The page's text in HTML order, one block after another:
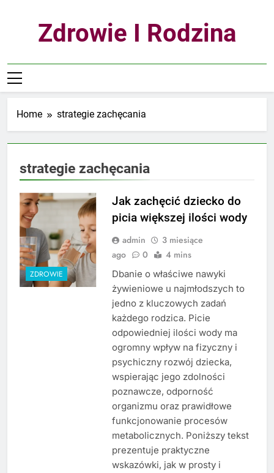
Zdrowie I Rodzina
Home strategie zachęcania
strategie zachęcania
ZDROWIE
Jak zachęcić dziecko do
picia większej ilości wody
admin
3 miesiące
ago
0 4 mins
Dbanie o właściwe nawyki
żywieniowe u najmłodszych to
jedno z kluczowych zadań
każdego rodzica. Picie
odpowiedniej ilości wody ma
ogromny wpływ na fizyczny i
psychiczny rozwój dziecka,
wspierając jego zdolności
poznawcze, odporność
organizmu oraz prawidłowe
funkcjonowanie procesów
metabolicznych. Poniższy tekst
prezentuje praktyczne
wskazówki, jak w prosty i